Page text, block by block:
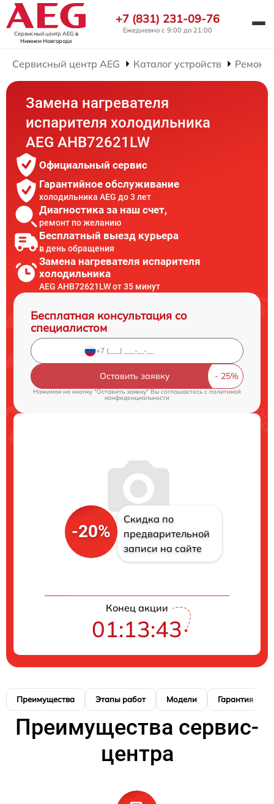
Сервисный центр AEG в
Нижнем Новгороде
+7 (831) 231-09-76
Ежедневно с 9:00 до 21:00
Сервисный центр AEG Каталог устройств Ремонт
Замена нагревателя
испарителя холодильника
AEG AHB72621LW
Официальный сервис
Гарантийное обслуживание
холодильника AEG до 3 лет
Диагностика за наш счет,
ремонт по желанию
Бесплатный выезд курьера
в день обращения
Замена нагревателя испарителя
холодильника
AEG AHB72621LW от 35 минут
Бесплатная консультация со
специалистом
Оставить заявку
Нажимая на кнопку "Оставить заявку" Вы соглашаетесь cполитикой
конфиденциальности
-20%
Скидка по
предварительной
записи на сайте
Конец акции
01:13:42
Преимущества Этапы работ Модели Гарантия
Преимущества сервис-
центра